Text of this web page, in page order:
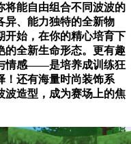
将能自由组合不同波波的
异、能力独特的全新物
开始，在你的精心培育下
的全新生命形态。更有趣
情感——是培养成训练狂
！还有海量时尚装饰系
波造型，成为赛场上的焦